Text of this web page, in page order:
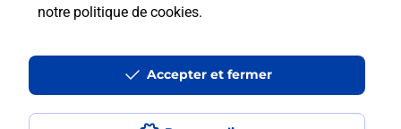
notre politique de cookies.
Accepter et fermer
Marne ANGLURE
ANGLURE
France services